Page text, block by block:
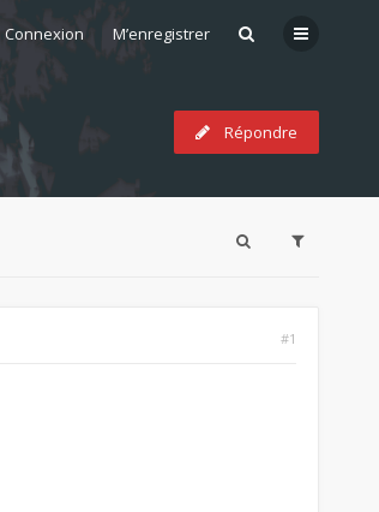
Connexion M’enregistrer
Répondre
#1